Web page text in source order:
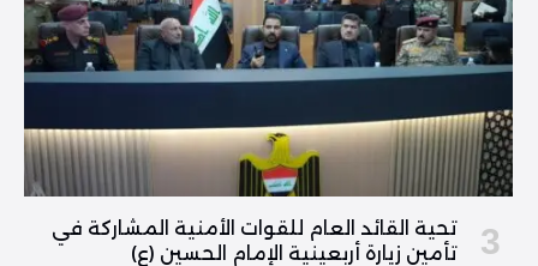
تحية القائد العام للقوات الأمنية المشاركة في
تأمين زيارة أربعينية الإمام الحسين (ع)